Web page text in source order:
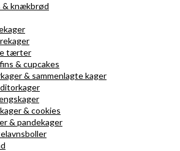
& knækbrød
tærter
& cupcakes
& sammenlagte kager
& cookies
& pandekager